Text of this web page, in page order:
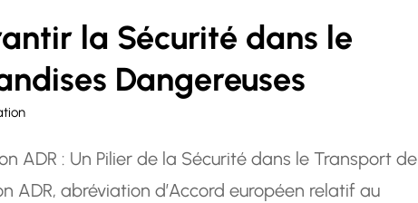
la Sécurité dans le
Dangereuses
ADR : Un Pilier de la Sécurité dans le Transport de
ADR, abréviation d’Accord européen relatif au